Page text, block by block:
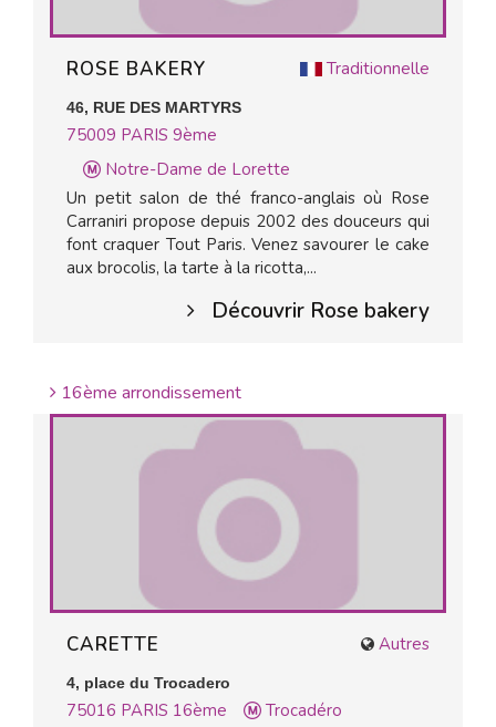
Traditionnelle
ROSE BAKERY
46, RUE DES MARTYRS
75009 PARIS 9ème
Notre-Dame de Lorette
Un petit salon de thé franco-anglais où Rose
Carraniri propose depuis 2002 des douceurs qui
font craquer Tout Paris. Venez savourer le cake
aux brocolis, la tarte à la ricotta,...
Découvrir Rose bakery
16ème arrondissement
Autres
CARETTE
4, place du Trocadero
75016 PARIS 16ème
Trocadéro